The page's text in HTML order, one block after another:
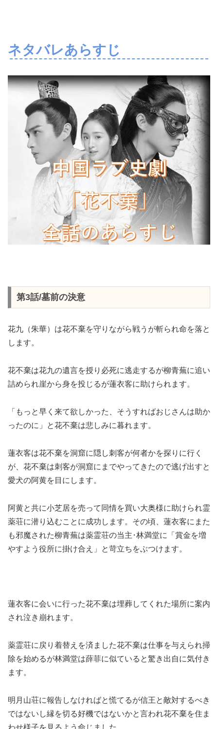
ネタバレあらすじ
第3話/墓前の決意
花九（朱華）は花不棄を守りながら戦うが斬られ命を落と
します。
花不棄は花九の遺言を授り必死に逃走するが柳青蕪に追い
詰められ崖から身を投じるが蓮衣客に助けられます。
「もっと早く来て欲しかった、そうすればおじさんは助か
ったのに」と花不棄は悲しみに暮れます。
蓮衣客は花不棄を洞窟に隠し刺客が何者かを探りに行く
が、花不棄は刺客が洞窟にまでやってきたので逃げ出すと
愛犬の阿黄を目にします。
阿黄と共に小芝居を売って同情を買い大奥様に助けられ霊
薬荘に潜り込むことに成功します。その頃、蓮衣客にまた
も邪魔された柳青蕪は薬霊荘の当主･林満堂に「賞金を増
やすよう役所に掛け合え」と苛立ちをぶつけます。
蓮衣客に会いに行った花不棄は埋葬してくれた場所に案内
され泣き崩れます。
薬霊荘に戻り着替えを済ました花不棄は仕事を与えられ掃
除を始めるが林満堂は薛菲に似ていると驚き出自に気付き
ます。
明月山荘に報告しなければと慌てるが信王と敵対するべき
ではないし縁を切る好機ではないかと言われ花不棄を住ま
わせ様子を見るよう命じました。